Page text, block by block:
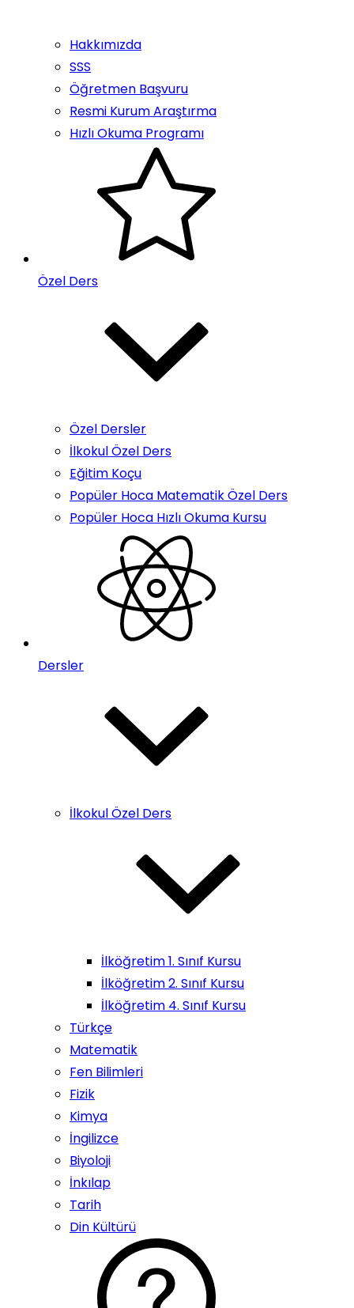
Hakkımızda
SSS
Öğretmen Başvuru
Resmi Kurum Araştırma
Hızlı Okuma Programı
Özel Ders
Özel Dersler
İlkokul Özel Ders
Eğitim Koçu
Popüler Hoca Matematik Özel Ders
Popüler Hoca Hızlı Okuma Kursu
Dersler
İlkokul Özel Ders
İlköğretim 1. Sınıf Kursu
İlköğretim 2. Sınıf Kursu
İlköğretim 4. Sınıf Kursu
Türkçe
Matematik
Fen Bilimleri
Fizik
Kimya
İngilizce
Biyoloji
İnkılap
Tarih
Din Kültürü